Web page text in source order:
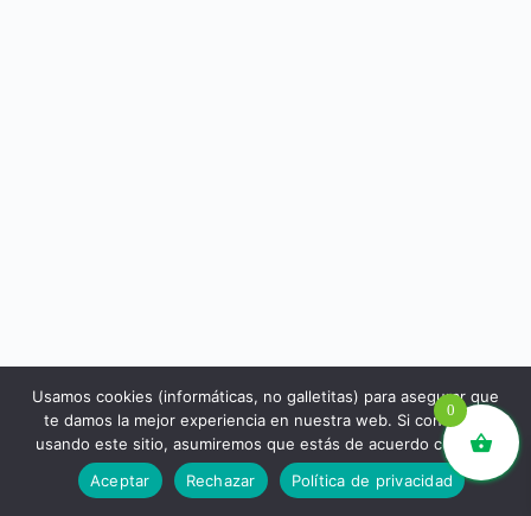
libros.eco © - Desde Barcelona para el mundo 💚 |
Devoluciones y reembolsos|Política de Privacidad
0
Usamos cookies (informáticas, no galletitas) para asegurar que
te damos la mejor experiencia en nuestra web. Si continúas
usando este sitio, asumiremos que estás de acuerdo con ello.
Aceptar
Rechazar Política de privacidad